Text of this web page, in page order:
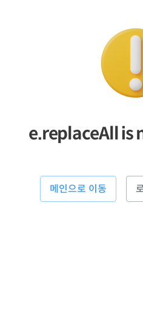
e.replaceAll is
메인으로 이동